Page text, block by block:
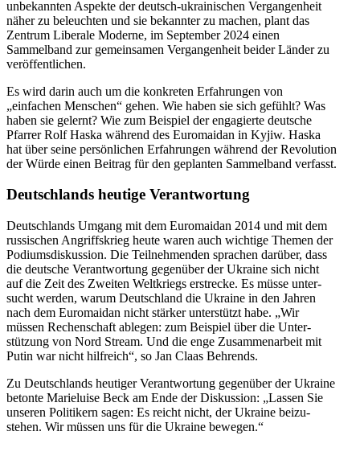
unbekannten Aspekte der deutsch-ukrai­ni­schen Vergan­genheit
näher zu beleuchten und sie bekannter zu machen, plant das
Zentrum Liberale Moderne, im September 2024 einen
Sammelband zur gemein­samen Vergan­genheit beider Länder zu
veröffentlichen.
Es wird darin auch um die konkreten Erfah­rungen von
„einfachen Menschen“ gehen. Wie haben sie sich gefühlt? Was
haben sie gelernt? Wie zum Beispiel der engagierte deutsche
Pfarrer Rolf Haska während des Euromaidan in Kyjiw. Haska
hat über seine persön­lichen Erfah­rungen während der Revolution
der Würde einen Beitrag für den geplanten Sammelband verfasst.
Deutsch­lands heutige Verantwortung
Deutsch­lands Umgang mit dem Euromaidan 2014 und mit dem
russi­schen Angriffs­krieg heute waren auch wichtige Themen der
Podiums­dis­kussion. Die Teilneh­menden sprachen darüber, dass
die deutsche Verant­wortung gegenüber der Ukraine sich nicht
auf die Zeit des Zweiten Weltkriegs erstrecke. Es müsse unter­
sucht werden, warum Deutschland die Ukraine in den Jahren
nach dem Euromaidan nicht stärker unter­stützt habe. „Wir
müssen Rechen­schaft ablegen: zum Beispiel über die Unter­
stützung von Nord Stream. Und die enge Zusam­men­arbeit mit
Putin war nicht hilfreich“, so Jan Claas Behrends.
Zu Deutsch­lands heutiger Verant­wortung gegenüber der Ukraine
betonte Marie­luise Beck am Ende der Diskussion: „Lassen Sie
unseren Politikern sagen: Es reicht nicht, der Ukraine beizu­
stehen. Wir müssen uns für die Ukraine bewegen.“